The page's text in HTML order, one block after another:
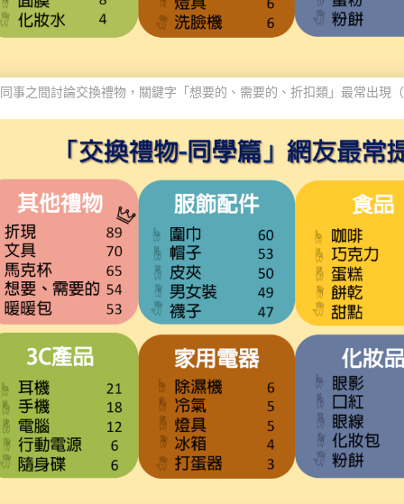
同事之間討論交換禮物，關鍵字「想要的、需要的、折扣類」最常出現（